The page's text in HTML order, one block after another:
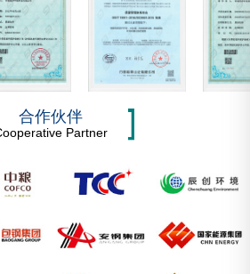
合作伙伴
Partner